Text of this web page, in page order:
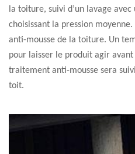
la toiture, suivi d’un lavage
choisissant la pression
anti-mousse de la toiture. Un
pour laisser le produit agir
traitement anti-mousse sera
toit.